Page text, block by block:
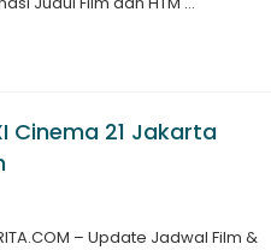
Cinema 21 Jakarta
– Update Jadwal Film &